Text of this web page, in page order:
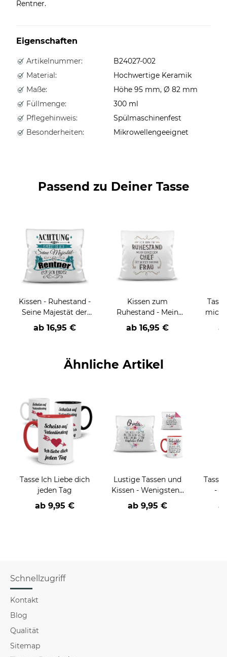
Rentner.
Eigenschaften
Artikelnummer:
B24027-002
Material:
Hochwertige Keramik
Maße:
Höhe 95 mm, Ø 82 mm
Füllmenge:
300 ml
Pflegehinweis:
Spülmaschinenfest
Besonderheiten:
Mikrowellengeeignet
Passend zu Deiner Tasse
Kissen - Ruhestand -
Seine Majestät der
Rentner legt sich
nieder
ab 16,95 €
Kissen zum
Ruhestand - Mein
Chef ist jetzt meine
Frau
ab 16,95 €
mich
Ähnliche Artikel
Tasse Ich Liebe dich
jeden Tag
ab 9,95 €
Lustige Tassen und
Kissen - Wenigstens
hast du keine
hässlichen
ab 9,95 €
Tasse
-
Schnellzugriff
Kontakt
Blog
Qualität
Sitemap